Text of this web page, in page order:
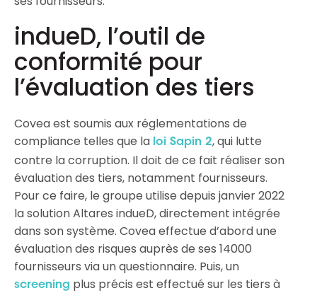
indueD, l’outil de
conformité pour
l’évaluation des tiers
Covea est soumis aux réglementations de
compliance telles que la loi Sapin 2, qui lutte
contre la corruption. Il doit de ce fait réaliser son
évaluation des tiers, notamment fournisseurs.
Pour ce faire, le groupe utilise depuis janvier 2022
la solution Altares indueD, directement intégrée
dans son système. Covea effectue d’abord une
évaluation des risques auprès de ses 14000
fournisseurs via un questionnaire. Puis, un
screening plus précis est effectué sur les tiers à